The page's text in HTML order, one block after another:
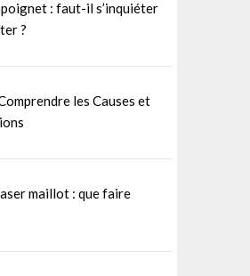
: faut-il s’inquiéter
?
les Causes et
maillot : que faire